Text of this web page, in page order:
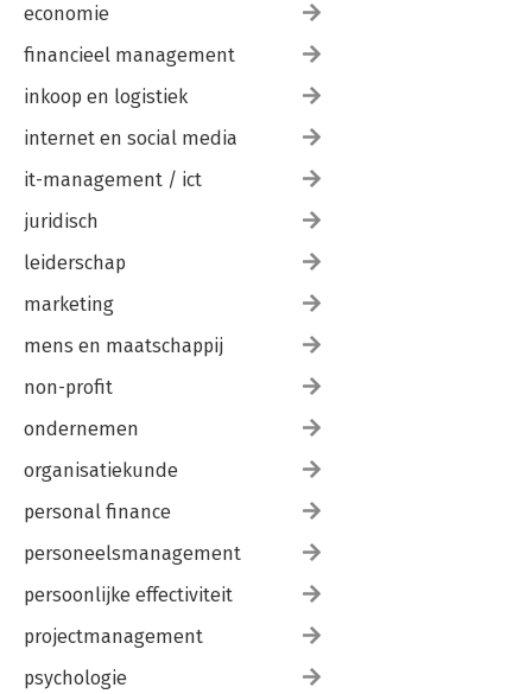
economie
financieel management
inkoop en logistiek
internet en social media
it-management / ict
juridisch
leiderschap
marketing
mens en maatschappij
non-profit
ondernemen
organisatiekunde
personal finance
personeelsmanagement
persoonlijke effectiviteit
projectmanagement
psychologie